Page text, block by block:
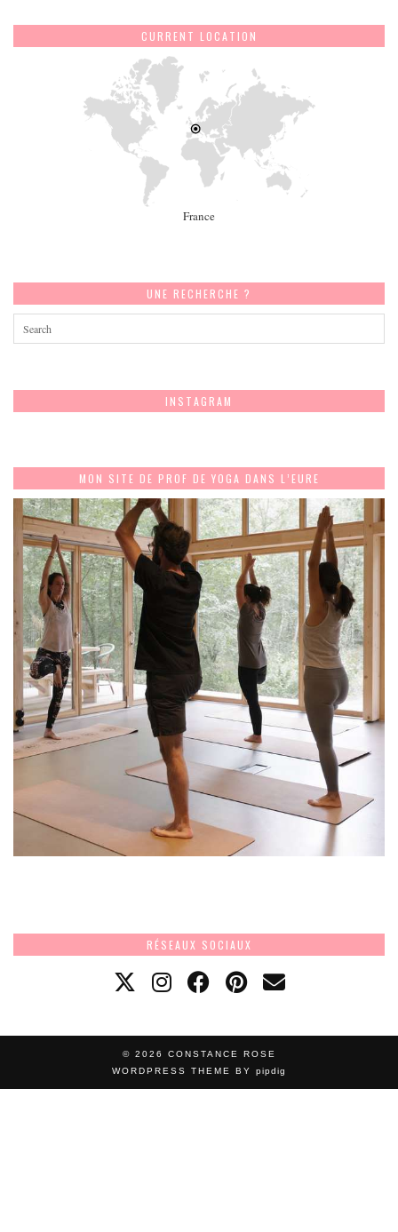
CURRENT LOCATION
France
UNE RECHERCHE ?
INSTAGRAM
MON SITE DE PROF DE YOGA DANS L’EURE
RÉSEAUX SOCIAUX
© 2026 CONSTANCE ROSE
WORDPRESS THEME BY pipdig